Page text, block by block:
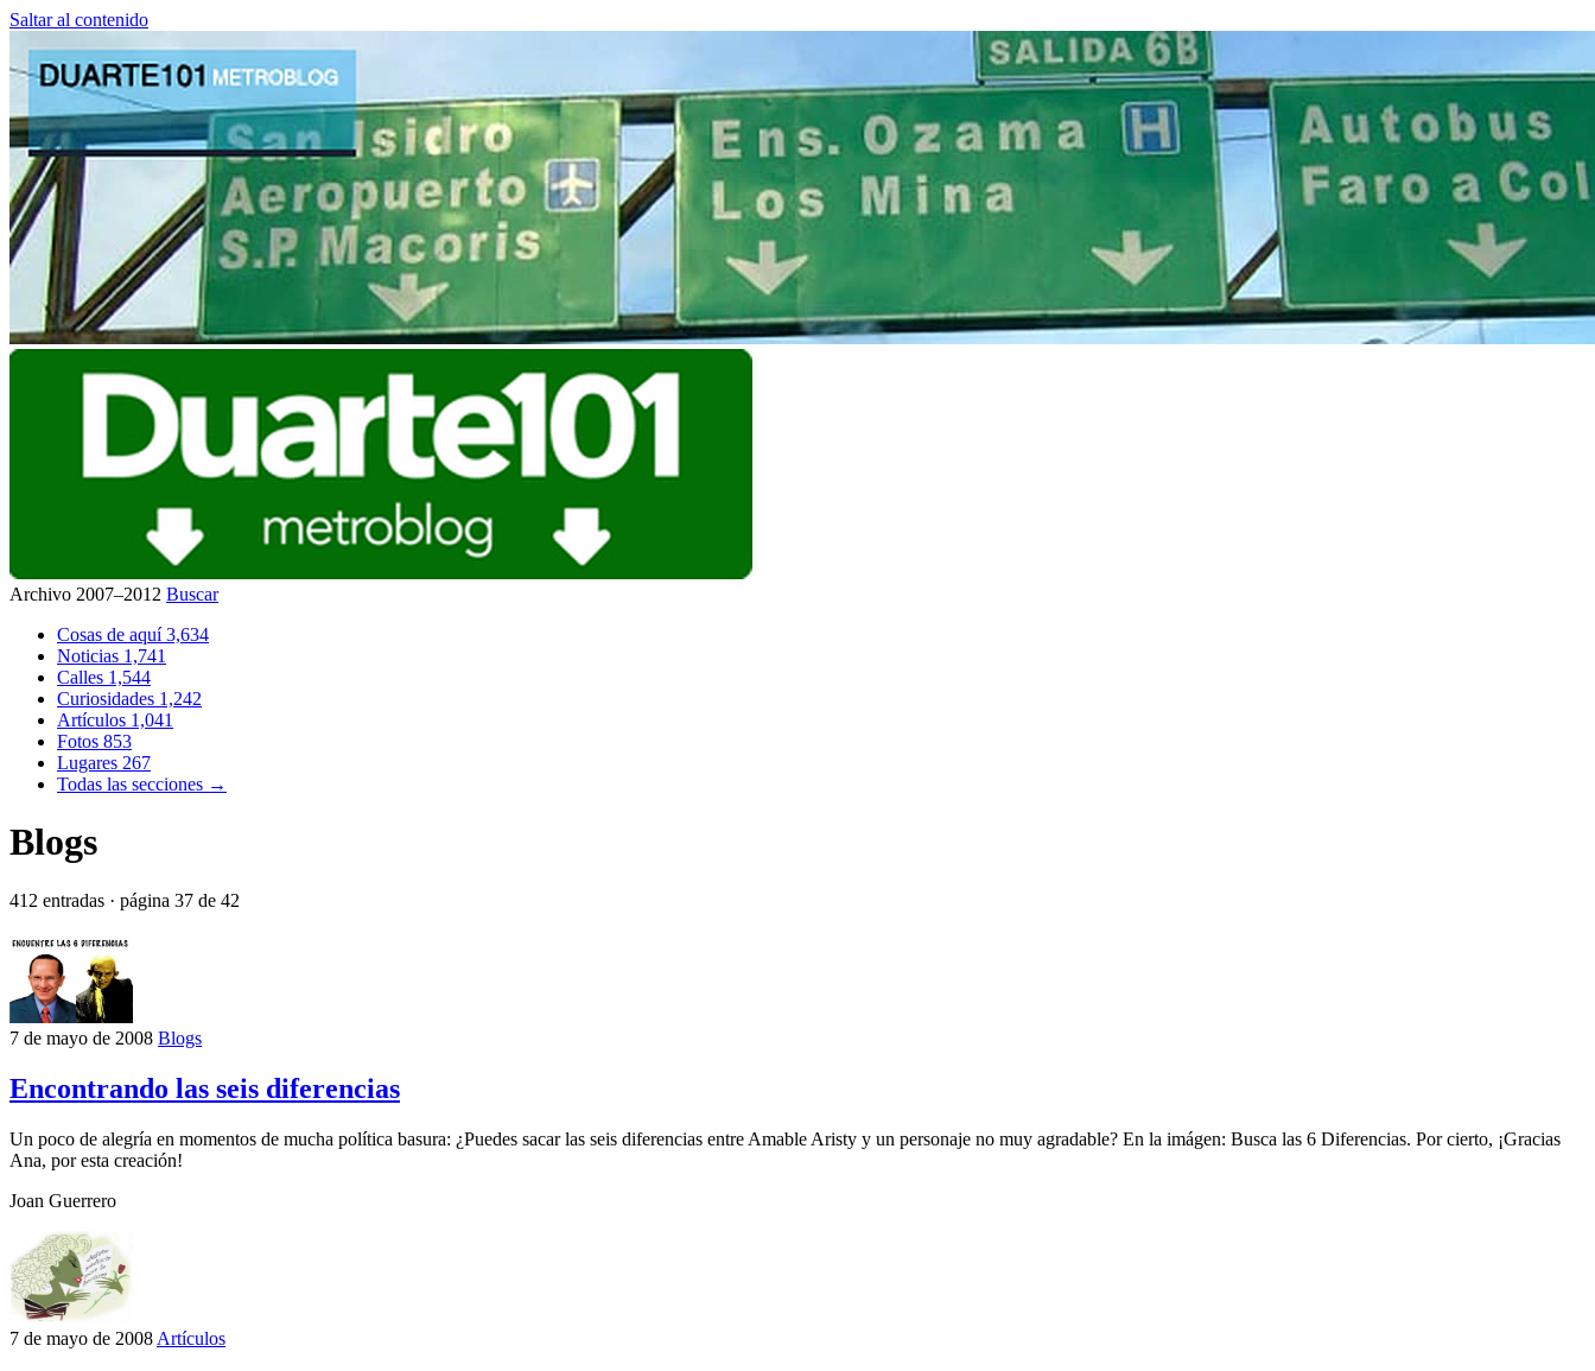
Saltar al contenido
Archivo 2007–2012 Buscar
Cosas de aquí3,634
Noticias 1,741
Calles 1,544
Curiosidades 1,242
Artículos 1,041
Fotos 853
Lugares 267
Todas las secciones →
Blogs
412 entradas · página 37 de 42
7 de mayo de 2008 Blogs
Encontrando las seis diferencias
Un poco de alegría en momentos de mucha política basura: ¿Puedes sacar las seis diferencias entre Amable Aristy y un personaje no muy agradable? En la imágen: Busca las 6 Diferencias. Por cierto, ¡Gracias
Ana, por esta creación!
Joan Guerrero
7 de mayo de 2008 Artículos